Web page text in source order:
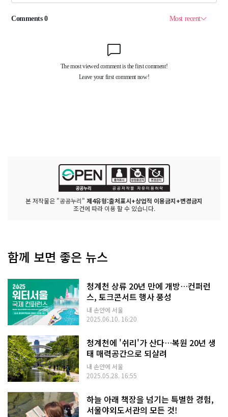
본 저작물은 "공공누리" 제4유형:출처표시+상업적 이용금지+변경금지
조건에 따라 이용 할 수 있습니다.
함께 보면 좋은 뉴스
청계천 상류 20년 만에 개방…컨퍼런
스, 토크콘서트 행사 풍성
내 손안에 서울
2025.06.10. 16:20
청계천에 '쉬리'가 산다…복원 20년 생
태 매력공간으로 되살려
내 손안에 서울
2025.05.28. 16:55
하늘 아래 책장을 넘기는 특별한 경험,
서울야외도서관의 모든 것!